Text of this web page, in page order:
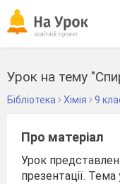
Урок на тему
Бібліотека Хімія 9
Про матеріал
Урок
презентації.